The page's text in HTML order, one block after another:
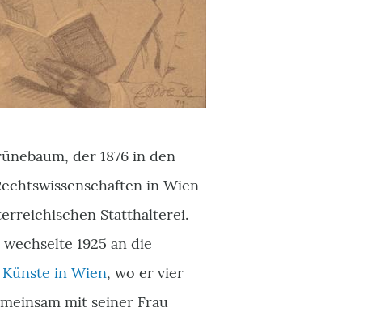
der 1876 in den
in Wien
Statthalterei.
1925 an die
in Wien, wo er vier
mit seiner Frau